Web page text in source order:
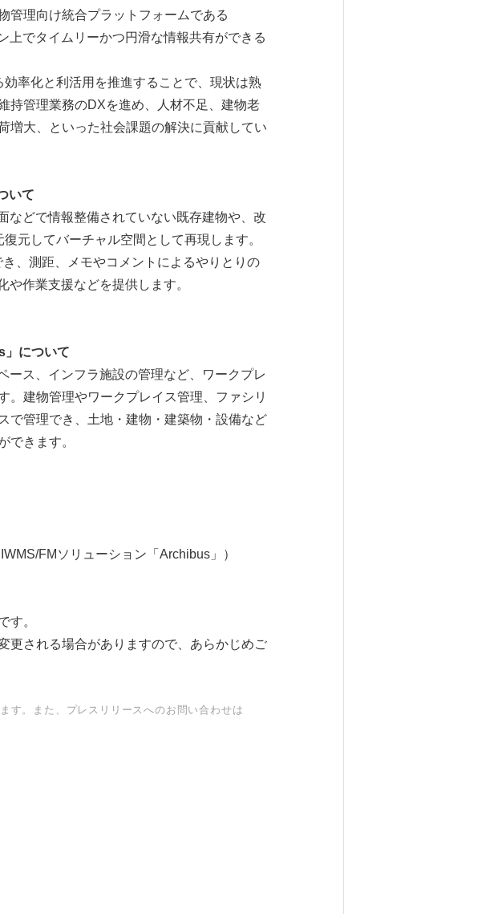
管理向け統合プラットフォームである
上でタイムリーかつ円滑な情報共有ができる
率化と利活用を推進することで、現状は熟
持管理業務のDXを進め、人材不足、建物老
増大、といった社会課題の解決に貢献してい
いて
などで情報整備されていない既存建物や、改
元してバーチャル空間として再現します。
、測距、メモやコメントによるやりとりの
作業支援などを提供します。
」について
ース、インフラ施設の管理など、ワークプレ
。建物管理やワークプレイス管理、ファシリ
で管理でき、土地・建物・建築物・設備など
できます。
FMソリューション「Archibus」）
す。
更される場合がありますので、あらかじめご
す。また、プレスリリースへのお問い合わせは